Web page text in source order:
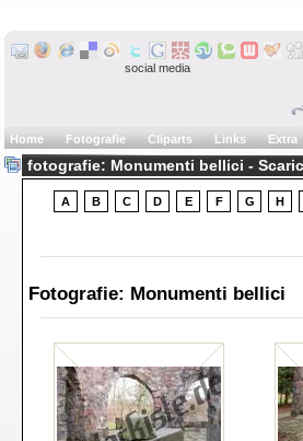
social media
Home Fotografie Cliparts Links Extra
fotografie: Monumenti bellici -
A B C D E F G H
Fotografie: Monumenti bellici